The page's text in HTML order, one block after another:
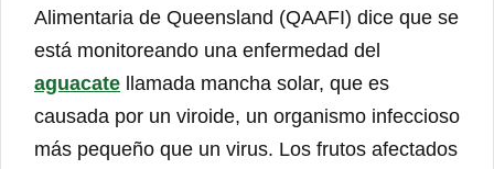
Alimentaria de Queensland (QAAFI) dice que se
está monitoreando una enfermedad del
aguacate llamada mancha solar, que es
causada por un viroide, un organismo infeccioso
más pequeño que un virus. Los frutos afectados